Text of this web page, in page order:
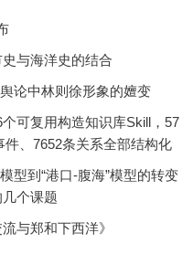
与海洋史的结合
论中林则徐形象的嬗变
可复用构造知识库Skill，57
、7652条关系全部结构化
型到“港口-腹海”模型的转变
个课题
与郑和下西洋》